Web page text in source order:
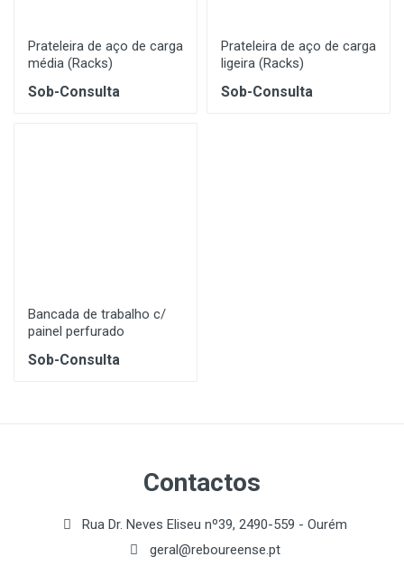
Prateleira de aço de carga
média (Racks)
Sob-Consulta
Prateleira de aço de carga
ligeira (Racks)
Sob-Consulta
Bancada de trabalho c/
painel perfurado
Sob-Consulta
Contactos
Rua Dr. Neves Eliseu nº39, 2490-559 - Ourém
geral@reboureense.pt